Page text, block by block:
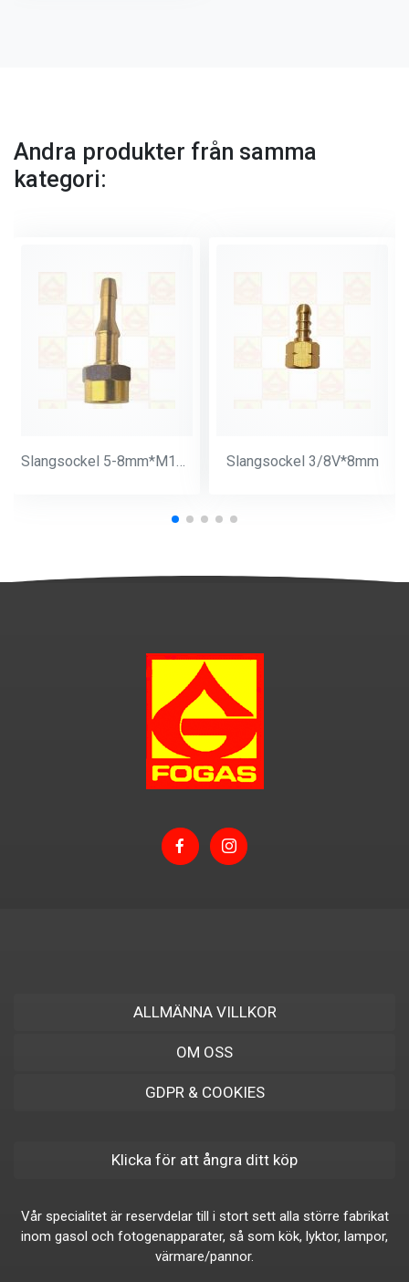
Andra produkter från samma
kategori:
Slangsockel 5-8mm*M14*1 Slangsockel 3/8V*8mm
ALLMÄNNA VILLKOR
OM OSS
GDPR & COOKIES
Klicka för att ångra ditt köp
Vår specialitet är reservdelar till i stort sett alla större fabrikat
inom gasol och fotogenapparater, så som kök, lyktor, lampor,
värmare/pannor.